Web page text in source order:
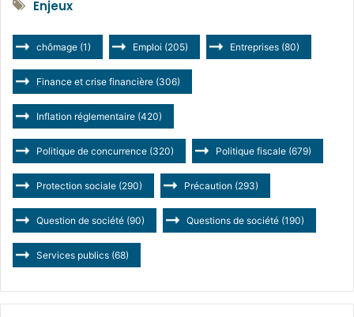
Enjeux
chômage (1) Emploi (205) Entreprises (80)
Finance et crise financière (306)
Inflation réglementaire (420)
Politique de concurrence (320) Politique fiscale (679)
Protection sociale (290) Précaution (293)
Question de société (90) Questions de société (190)
Services publics (68)